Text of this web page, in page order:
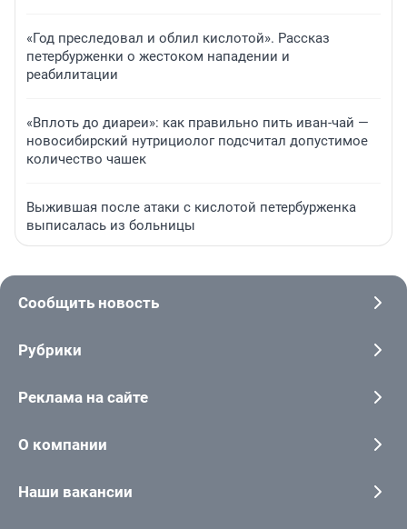
«Год преследовал и облил кислотой». Рассказ
петербурженки о жестоком нападении и
реабилитации
«Вплоть до диареи»: как правильно пить иван-чай —
новосибирский нутрициолог подсчитал допустимое
количество чашек
Выжившая после атаки с кислотой петербурженка
выписалась из больницы
Сообщить новость
Рубрики
Реклама на сайте
О компании
Наши вакансии